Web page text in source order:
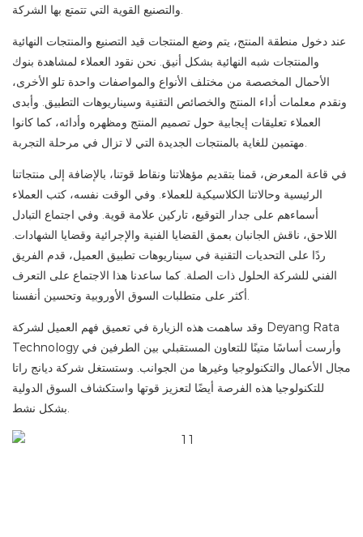
والتصنيع القوية التي تتمتع بها الشركة. ​
عند دخول منطقة المنتج، يتم وضع المنتجات قيد التصنيع والمنتجات النهائية
والمنتجات شبه النهائية بشكل أنيق. نحن نقود العملاء لمشاهدة بنوك
الأحمال المخصصة من مختلف الأنواع والمواصفات واحدة تلو الأخرى،
ونقدم معلمات أداء المنتج والخصائص التقنية وسيناريوهات التطبيق. وأبدى
العملاء تعليقات إيجابية حول تصميم المنتج ومظهره وأدائه، كما كانوا
مهتمين للغاية بالمنتجات الجديدة التي لا تزال في مرحلة التجربة.
في قاعة المعرض، قمنا بتقديم مؤهلاتنا ونقاط قوتنا، بالإضافة إلى منتجاتنا
الرئيسية وحالاتنا الكلاسيكية للعملاء. وفي الوقت نفسه، كتب العملاء
أسماءهم على جدار التوقيع، تاركين علامة قوية. وفي اجتماع التبادل
اللاحق، ناقش الجانبان بعمق القضايا الفنية والإجرائية وقضايا الشهادات.
ردًا على التحديات التقنية في سيناريوهات تطبيق العميل، قدم الفريق
الفني للشركة الحلول ذات الصلة. كما ساعدنا هذا الاجتماع على التعرف
أكثر على متطلبات السوق الأوروبية وتحسين أنفسنا.
وقد ساهمت هذه الزيارة في تعميق فهم العميل لشركة Deyang Rata
Technology وأرست أساسًا متينًا للتعاون المستقبلي بين الطرفين في
مجال الأعمال والتكنولوجيا وغيرها من الجوانب. وستستغل شركة ديانج راتا
للتكنولوجيا هذه الفرصة أيضًا لتعزيز قوتها واستكشاف السوق الدولية
بشكل نشط. ​